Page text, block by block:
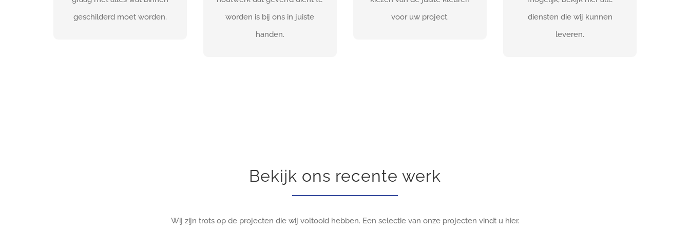
geschilderd moet worden.
worden is bij ons in juiste
handen.
voor uw project.
diensten die wij kunnen
leveren.
Bekijk ons recente werk
Wij zijn trots op de projecten die wij voltooid hebben. Een selectie van onze projecten vindt u hier.